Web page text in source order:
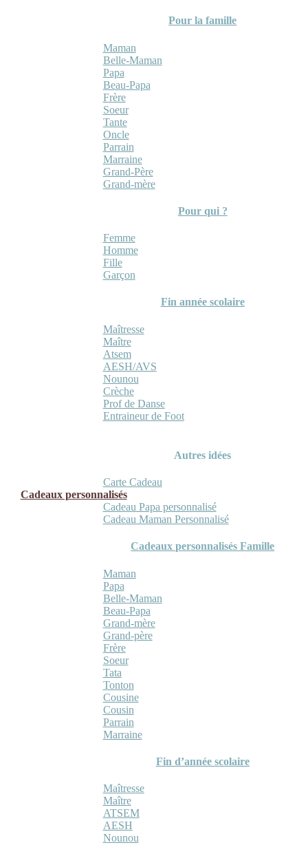
Pour la famille
Maman
Belle-Maman
Papa
Beau-Papa
Frère
Soeur
Tante
Oncle
Parrain
Marraine
Grand-Père
Grand-mère
Pour qui ?
Femme
Homme
Fille
Garçon
Fin année scolaire
Maîtresse
Maître
Atsem
AESH/AVS
Nounou
Crèche
Prof de Danse
Entraineur de Foot
Autres idées
Carte Cadeau
Cadeaux personnalisés
Cadeau Papa personnalisé
Cadeau Maman Personnalisé
Cadeaux personnalisés Famille
Maman
Papa
Belle-Maman
Beau-Papa
Grand-mère
Grand-père
Frère
Soeur
Tata
Tonton
Cousine
Cousin
Parrain
Marraine
Fin d’année scolaire
Maîtresse
Maître
ATSEM
AESH
Nounou